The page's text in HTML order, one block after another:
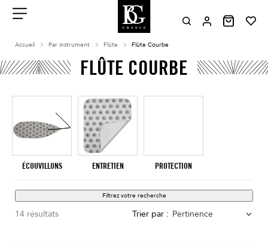
contenu
Accueil Par instrument Flûte Flûte Courbe
FLÛTE COURBE
ÉCOUVILLONS ENTRETIEN PROTECTION
Filtrez votre recherche
14 résultats Trier par : Pertinence